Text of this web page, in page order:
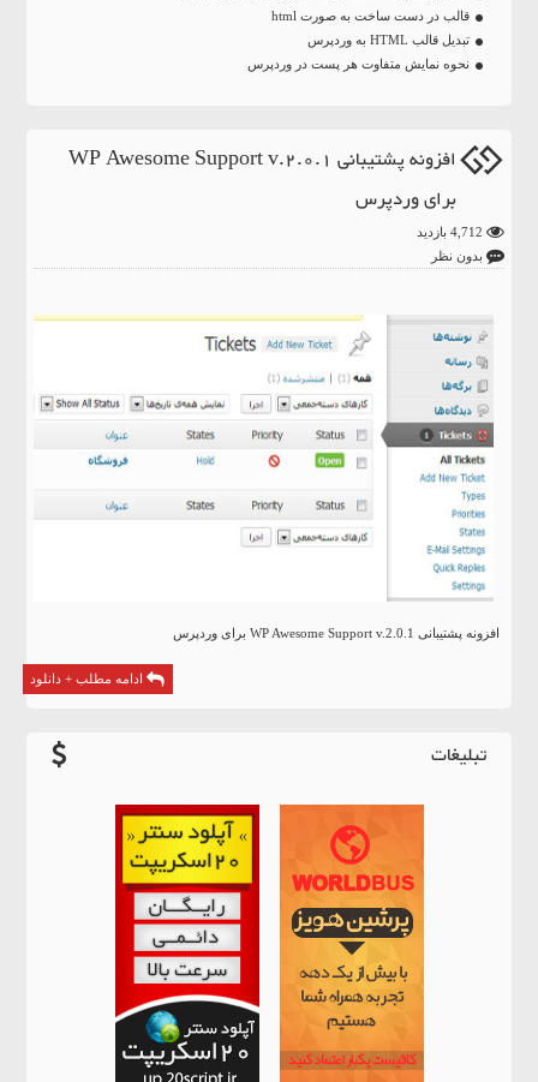
قالب در دست ساخت به صورت html
تبدیل قالب HTML به وردپرس
نحوه نمایش متفاوت هر پست در وردپرس
افزونه پشتیبانی WP Awesome Support v.2.0.1
برای وردپرس
بدون نظر
افزونه پشتیبانی WP Awesome Support v.2.0.1 برای وردپرس
ادامه مطلب + دانلود
تبلیغات